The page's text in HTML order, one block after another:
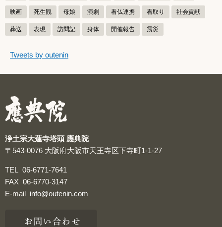
映画 死生観 母娘 演劇 看仏連携 看取り 社会貢献
葬送 表現 訪問記 身体 開催報告 震災
つぶやき
つぶやきをスキップする
Tweets by outenin
浄土宗大蓮寺塔頭 應典院
〒543-0076 大阪府大阪市天王寺区下寺町1-1-27
TEL 06-6771-7641
FAX 06-6770-3147
E-mail info@outenin.com
お問い合わせ